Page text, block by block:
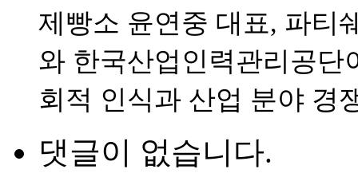
제빵소 윤연중 대표, 파티
와 한국산업인력관리공단
회적 인식과 산업 분야 경
댓글이 없습니다.